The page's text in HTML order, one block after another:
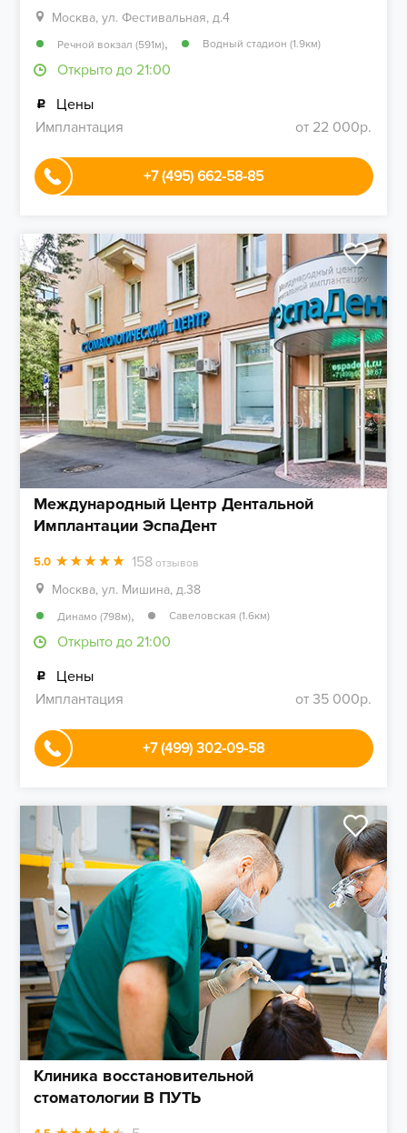
Москва, ул. Фестивальная, д.4
Речной вокзал (591м), Водный стадион (1.9км)
Открыто до 21:00
Цены
Имплантация
от 22 000р.
+7 (495) 662-58-85
Международный Центр Дентальной
Имплантации ЭспаДент
5.0 158 отзывов
Москва, ул. Мишина, д.38
Динамо (798м), Савеловская (1.6км)
Открыто до 21:00
Цены
Имплантация
от 35 000р.
+7 (499) 302-09-58
Клиника восстановительной
стоматологии В ПУТЬ